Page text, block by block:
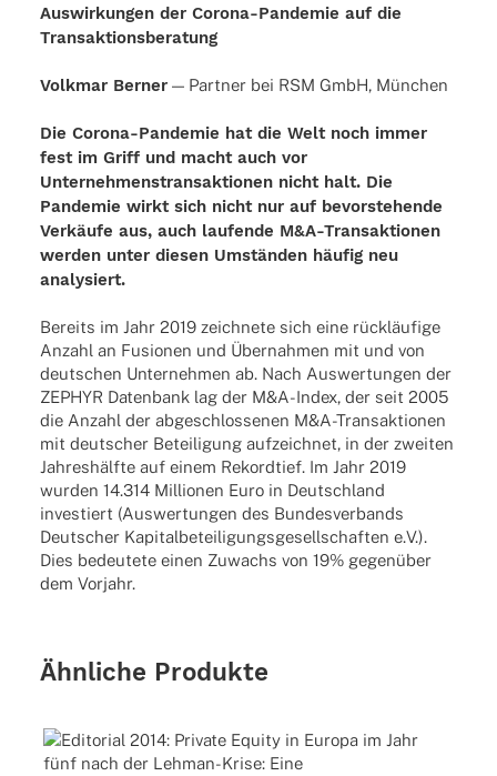
Auswirkungen der Corona-Pandemie auf die
Transaktionsberatung
Volk­mar Berner— Part­ner bei RSM GmbH, München
Die Corona-Pandemie hat die Welt noch immer
fest im Griff und macht auch vor
Unternehmenstransaktionen nicht halt. Die
Pandemie wirkt sich nicht nur auf bevorstehende
Verkäufe aus, auch laufende M&A-Transaktionen
werden unter diesen Umständen häufig neu
analysiert.
Bereits im Jahr 2019 zeichnete sich eine rückläufige
Anzahl an Fusionen und Übernahmen mit und von
deutschen Unternehmen ab. Nach Auswertungen der
ZEPHYR Datenbank lag der M&A-Index, der seit 2005
die Anzahl der abgeschlossenen M&A-Transaktionen
mit deutscher Beteiligung aufzeichnet, in der zweiten
Jahreshälfte auf einem Rekordtief. Im Jahr 2019
wurden 14.314 Millionen Euro in Deutschland
investiert (Auswertungen des Bundesverbands
Deutscher Kapitalbeteiligungsgesellschaften e.V.).
Dies bedeutete einen Zuwachs von 19% gegenüber
dem Vorjahr.
Ähnliche Produkte